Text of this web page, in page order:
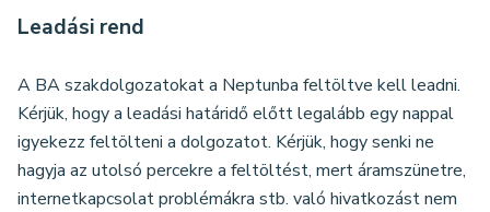
Leadási rend
A BA szakdolgozatokat a Neptunba feltöltve kell leadni.
Kérjük, hogy a leadási határidő előtt legalább egy nappal
igyekezz feltölteni a dolgozatot. Kérjük, hogy senki ne
hagyja az utolsó percekre a feltöltést, mert áramszünetre,
internetkapcsolat problémákra stb. való hivatkozást nem